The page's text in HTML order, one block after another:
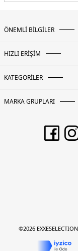
ÖNEMLİ BİLGİLER
HIZLI ERİŞİM
KATEGORİLER
MARKA GRUPLARI
©2026